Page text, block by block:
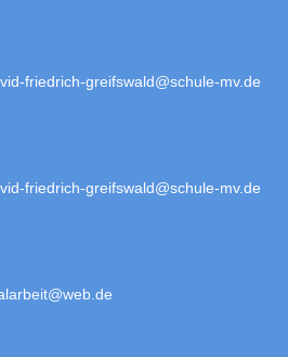
friedrich-greifswald@schule-mv.de
friedrich-greifswald@schule-mv.de